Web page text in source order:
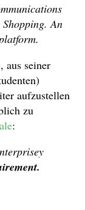
An
aus seiner
aufzustellen
zu
: